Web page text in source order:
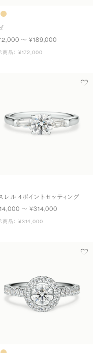
〜 ¥189,000
商品： ¥172,000
レル 4ポイントセッティング
〜 ¥314,000
商品： ¥314,000